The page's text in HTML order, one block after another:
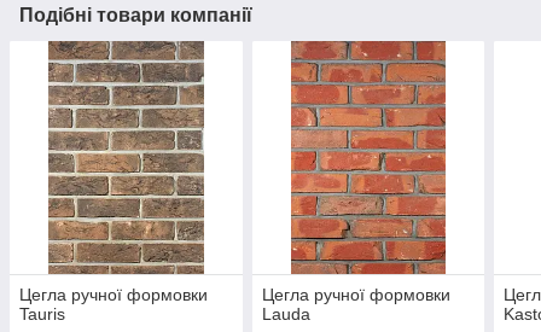
Подібні товари компанії
Цегла ручної формовки
Tauris
Цегла ручної формовки
Lauda